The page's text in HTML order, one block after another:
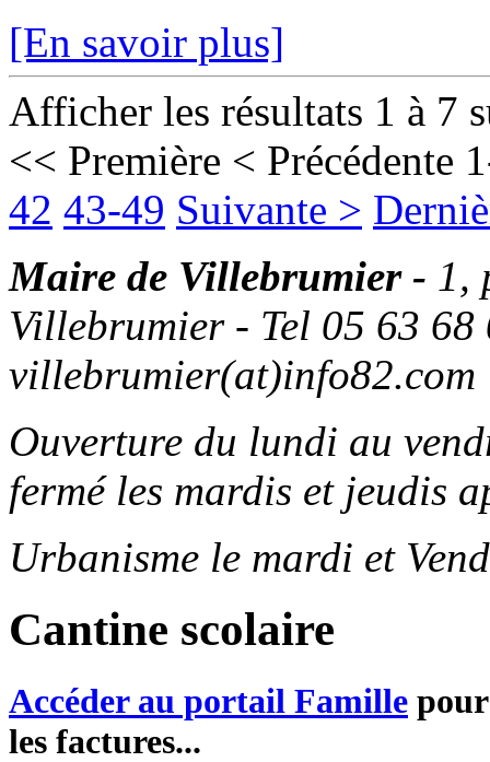
[En savoir plus]
Afficher les résultats 1 à 7
<< Première < Précédente
42 43-49 Suivante >
Maire de Villebrumier - 1,
Villebrumier - Tel 05 63
villebrumier(at)info82.com
Ouverture du lundi au
fermé les mardis et jeudis
Urbanisme le mardi et
Cantine scolaire
Accéder au portail Famille
les factures...